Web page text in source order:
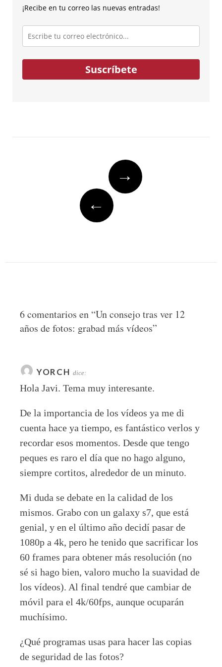
¡Recibe en tu correo las nuevas entradas!
Escribe
tu
correo
electrónico...
Suscríbete
→
←
6 comentarios en “Un consejo tras ver 12
años de fotos: grabad más vídeos”
YORCH dice:
Hola Javi. Tema muy interesante.
De la importancia de los vídeos ya me di
cuenta hace ya tiempo, es fantástico verlos y
recordar esos momentos. Desde que tengo
peques es raro el día que no hago alguno,
siempre cortitos, alrededor de un minuto.
Mi duda se debate en la calidad de los
mismos. Grabo con un galaxy s7, que está
genial, y en el último año decidí pasar de
1080p a 4k, pero he tenido que sacrificar los
60 frames para obtener más resolución (no
sé si hago bien, valoro mucho la suavidad de
los vídeos). Al final tendré que cambiar de
móvil para el 4k/60fps, aunque ocuparán
muchísimo.
¿Qué programas usas para hacer las copias
de seguridad de las fotos?